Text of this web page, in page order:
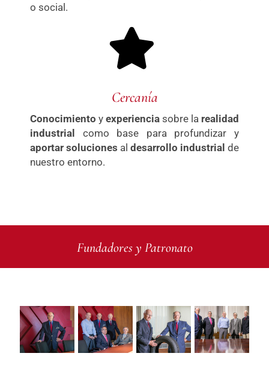
o social.
Cercanía
Conocimiento y experiencia sobre la realidad
industrial
como base para profundizar y
aportar soluciones al desarrollo industrial de
nuestro entorno.
Fundadores y Patronato